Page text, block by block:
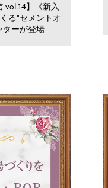
vol.14】《新入
る”セメントオ
ターが登場